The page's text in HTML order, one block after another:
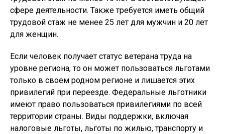
сфере деятельности. Также требуется иметь общий
трудовой стаж не менее 25 лет для мужчин и 20 лет
для женщин.
Если человек получает статус ветерана труда на
уровне региона, то он может пользоваться льготами
только в своём родном регионе и лишается этих
привилегий при переезде. Федеральные льготники
имеют право пользоваться привилегиями по всей
территории страны. Виды поддержки, включая
налоговые льготы, льготы по жилью, транспорту и